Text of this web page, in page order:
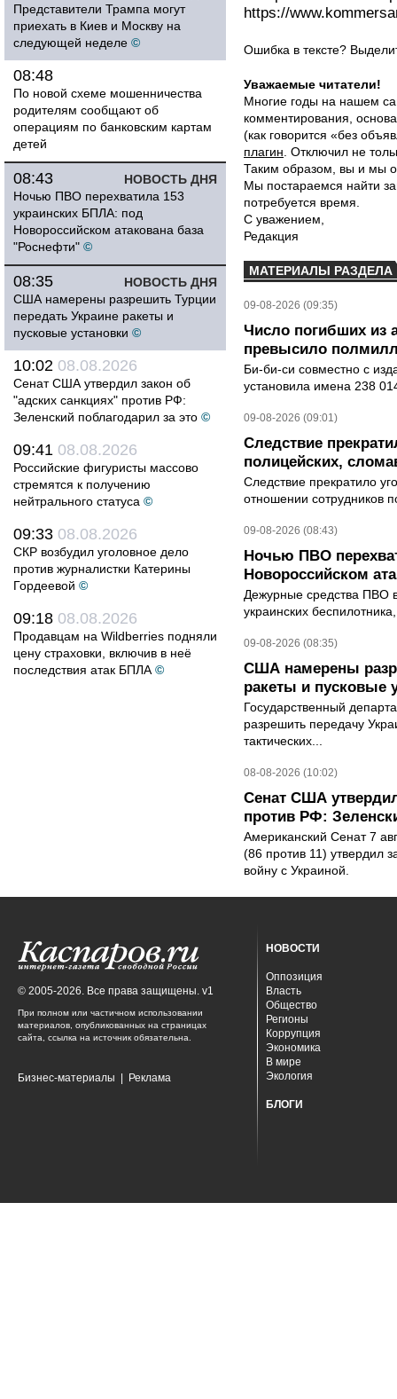
Представители Трампа могут
приехать в Киев и Москву на
следующей неделе ©
08:48
По новой схеме мошенничества
родителям сообщают об
операциям по банковским картам
детей
НОВОСТЬ ДНЯ
08:43
Ночью ПВО перехватила 153
украинских БПЛА: под
Новороссийском атакована база
"Роснефти" ©
НОВОСТЬ ДНЯ
08:35
США намерены разрешить Турции
передать Украине ракеты и
пусковые установки ©
10:02 08.08.2026
Сенат США утвердил закон об
"адских санкциях" против РФ:
Зеленский поблагодарил за это ©
09:41 08.08.2026
Российские фигуристы массово
стремятся к получению
нейтрального статуса ©
09:33 08.08.2026
СКР возбудил уголовное дело
против журналистки Катерины
Гордеевой ©
09:18 08.08.2026
Продавцам на Wildberries подняли
цену страховки, включив в неё
последствия атак БПЛА ©
https://
Ошибка в тексте?
Уважаемые читатели!
Многие годы на нашем
комментирования,
(как говорится «без
плагин . Отключил не
Таким образом, вы и мы
Мы постараемся найти
потребуется время.
С уважением,
Редакция
МАТЕРИАЛЫ РАЗДЕЛА
09-08-2026 (09:35)
Число погибших из
превысило
Би-би-си совместно с
установила имена 238
09-08-2026 (09:01)
Следствие
полицейских,
Следствие прекратило
отношении сотрудников
09-08-2026 (08:43)
Ночью ПВО
Новороссийском
Дежурные средства ПВО
украинских
09-08-2026 (08:35)
США намерены
ракеты и пусковые
Государственный
разрешить передачу
тактических...
08-08-2026 (10:02)
Сенат США
против РФ:
Американский Сенат 7
(86 против 11) утвердил
войну с Украиной.
© 2005-2026. Все права защищены. v1
При полном или частичном использовании
материалов, опубликованных на страницах
сайта, ссылка на источник обязательна.
Бизнес-материалы Реклама
НОВОСТИ
Оппозиция
Власть
Общество
Регионы
Коррупция
Экономика
В мире
Экология
БЛОГИ